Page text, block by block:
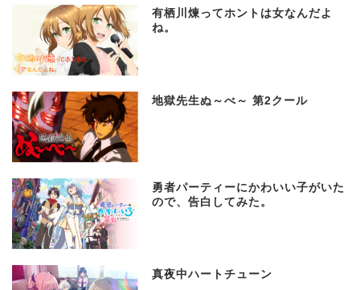
有栖川煉ってホントは女なんだよ
ね。
地獄先生ぬ～べ～ 第2クール
勇者パーティーにかわいい子がいた
ので、告白してみた。
真夜中ハートチューン